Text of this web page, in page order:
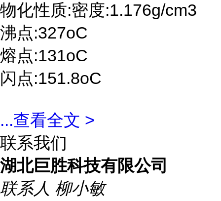
物化性质:密度:1.176g/cm3
沸点:327oC
熔点:131oC
闪点:151.8oC
...查看全文 >
联系我们
湖北巨胜科技有限公司
联系人 柳小敏